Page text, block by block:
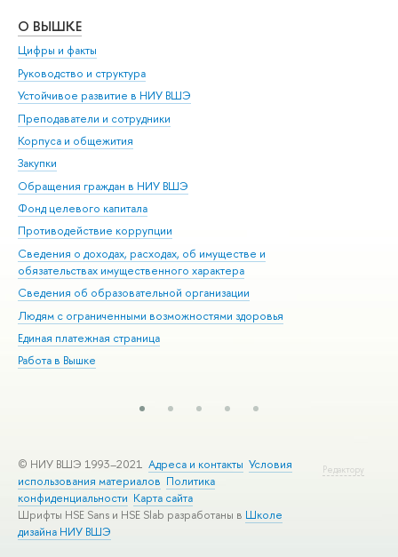
О ВЫШКЕ
Цифры и факты
Руководство и структура
Устойчивое развитие в НИУ ВШЭ
Преподаватели и сотрудники
Корпуса и общежития
Закупки
Обращения граждан в НИУ ВШЭ
Фонд целевого капитала
Противодействие коррупции
Сведения о доходах, расходах, об имуществе и
обязательствах имущественного характера
Сведения об образовательной организации
Людям с ограниченными возможностями здоровья
Единая платежная страница
Работа в Вышке
Редактору
© НИУ ВШЭ 1993–2021 Адреса и контакты Условия
использования материалов Политика
конфиденциальности Карта сайта
Шрифты HSE Sans и HSE Slab разработаны в Школе
дизайна НИУ ВШЭ